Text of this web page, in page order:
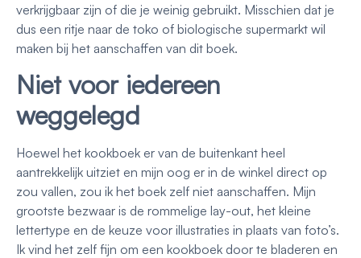
verkrijgbaar zijn of die je weinig gebruikt. Misschien dat je
dus een ritje naar de toko of biologische supermarkt wil
maken bij het aanschaffen van dit boek.
Niet voor iedereen
weggelegd
Hoewel het kookboek er van de buitenkant heel
aantrekkelijk uitziet en mijn oog er in de winkel direct op
zou vallen, zou ik het boek zelf niet aanschaffen. Mijn
grootste bezwaar is de rommelige lay-out, het kleine
lettertype en de keuze voor illustraties in plaats van foto’s.
Ik vind het zelf fijn om een kookboek door te bladeren en